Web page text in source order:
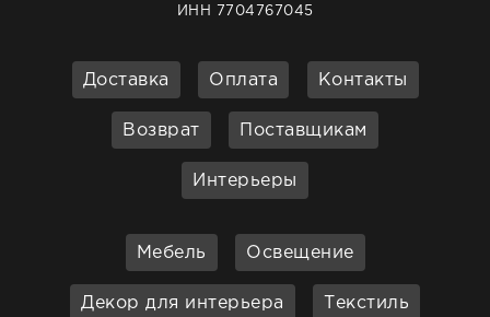
ИНН 7704767045
Доставка Оплата Контакты
Возврат Поставщикам
Интерьеры
Мебель Освещение
Декор для интерьера Текстиль